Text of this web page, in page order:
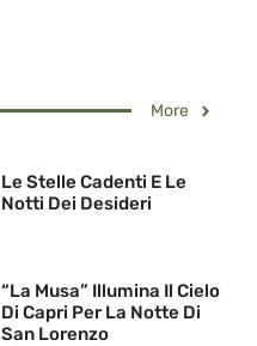
More
Le Stelle Cadenti E Le
Notti Dei Desideri
“La Musa” Illumina Il Cielo
Di Capri Per La Notte Di
San Lorenzo